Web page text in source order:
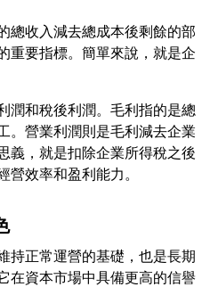
總收入減去總成本後剩餘的部
重要指標。簡單來說，就是企
潤和稅後利潤。毛利指的是總
。營業利潤則是毛利減去企業
義，就是扣除企業所得稅之後
持正常運營的基礎，也是長期
在資本市場中具備更高的信譽